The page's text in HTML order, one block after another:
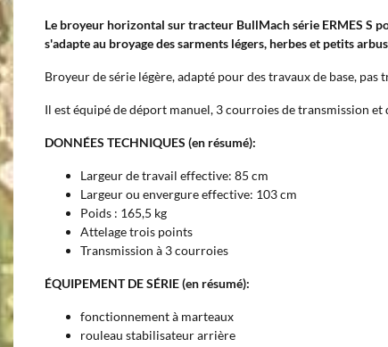
Le broyeur horizontal sur tracteur BullMach série ERMES S
s'adapte au broyage des sarments légers, herbes et petits
Broyeur de série légère, adapté pour des travaux de base, pas
Il est équipé de déport manuel, 3 courroies de transmission et
DONNÉES TECHNIQUES (en résumé):
Largeur de travail effective: 85 cm
Largeur ou envergure effective: 103 cm
Poids : 165,5 kg
Attelage trois points
Transmission à 3 courroies
ÉQUIPEMENT DE SÉRIE (en résumé):
fonctionnement à marteaux
rouleau stabilisateur arrière